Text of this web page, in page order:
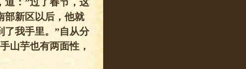
部新区以后，他就
了我手里。”自从分
山芋也有两面性，